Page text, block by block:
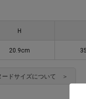
H
20.9cm
ードサイズについて ＞